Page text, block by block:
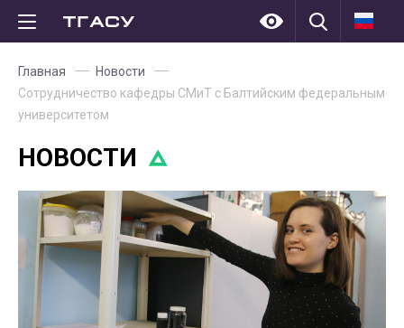
Главная
Новости
Сотрудничество кафедры СМиТ с Балтийским федеральным
университетом
НОВОСТИ